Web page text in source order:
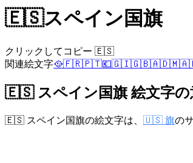
🇪🇸スペイン国旗
クリックしてコピー 🇪🇸
関連絵文字🥘🇫🇷🇵🇹💶🇬🇮🇬🇧🇦🇩🇲🇦
🇪🇸 スペイン国旗 絵文字の
🇪🇸 スペイン国旗の絵文字は、 🇺🇸 旗の